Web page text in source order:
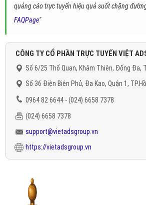
quảng cáo trực tuyến hiệu quả suốt chặng
FAQPage"
CÔNG TY CỔ PHẦN TRỰC TUYẾN VIỆT
Số 6/25 Thổ Quan, Khâm Thiên, Đống Đa,
Số 36 Điện Biên Phủ, Đa Kao, Quận 1,
0964 82 6644 - (024) 6658 7378
(024) 6658 7378
support@vietadsgroup.vn
https://vietadsgroup.vn